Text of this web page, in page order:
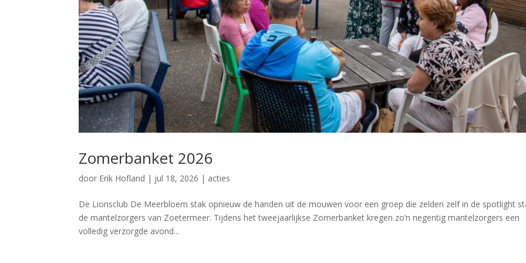
Zomerbanket 2026
door Erik Hofland | jul 18, 2026 | acties
De Lionsclub De Meerbloem stak opnieuw de handen uit de mouwen voor een groep die zelden zelf in de spotlight
de mantelzorgers van Zoetermeer. Tijdens het tweejaarlijkse Zomerbanket kregen zo’n negentig mantelzorgers een
volledig verzorgde avond...